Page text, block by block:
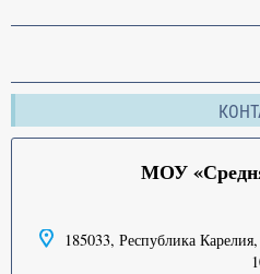
МОУ
185033, Республика